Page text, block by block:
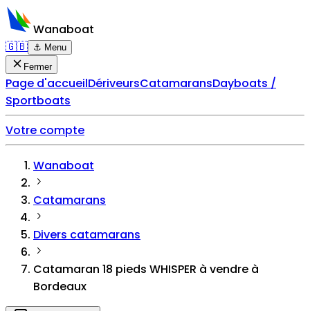
Wanaboat
🇬🇧 ⚓ Menu
Fermer
Page d'accueilDériveursCatamaransDayboats /
Sportboats
Votre compte
Wanaboat
Catamarans
Divers catamarans
Catamaran 18 pieds WHISPER à vendre à
Bordeaux